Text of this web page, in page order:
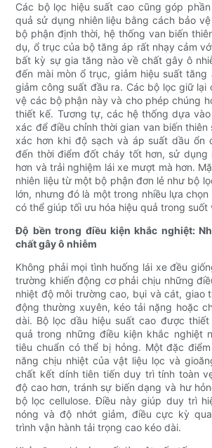
Các bộ lọc hiệu suất cao cũng góp
quả sử dụng nhiên liệu bằng cách bảo
bộ phận định thời, hệ thống van biến
dụ, ổ trục của bộ tăng áp rất nhạy cảm
bất kỳ sự gia tăng nào về chất gây ô
đến mài mòn ổ trục, giảm hiệu suất
giảm công suất đầu ra. Các bộ lọc giữ lại
vệ các bộ phận này và cho phép chúng
thiết kế. Tương tự, các hệ thống dựa
xác để điều chỉnh thời gian van biến thiên
xác hơn khi độ sạch và áp suất dầu ổn
đến thời điểm đốt cháy tốt hơn, sử dụng
hơn và trải nghiệm lái xe mượt mà hơn.
nhiên liệu từ một bộ phận đơn lẻ như bộ
lớn, nhưng đó là một trong nhiều lựa
có thể giúp tối ưu hóa hiệu quả trong suốt
Độ bền trong điều kiện khắc nghiệt:
chất gây ô nhiễm
Không phải mọi tình huống lái xe đều
trường khiến động cơ phải chịu những
nhiệt độ môi trường cao, bụi và cát, giao
động thường xuyên, kéo tải nặng hoặc
dài. Bộ lọc dầu hiệu suất cao được
quả trong những điều kiện khắc nghiệt
tiêu chuẩn có thể bị hỏng. Một đặc
năng chịu nhiệt của vật liệu lọc và
chất kết dính tiên tiến duy trì tính toàn
độ cao hơn, tránh sự biến dạng và hư
bộ lọc cellulose. Điều này giúp duy trì
nóng và độ nhớt giảm, điều cực kỳ
trình vận hành tải trọng cao kéo dài.